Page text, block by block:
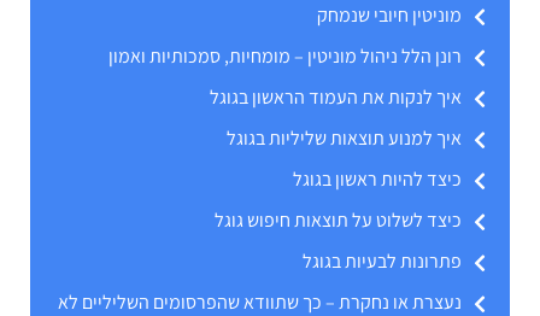
מוניטין חיובי שנמחק
רונן הלל ניהול מוניטין – מומחיות, סמכותיות ואמון
איך לנקות את העמוד הראשון בגוגל
איך למנוע תוצאות שליליות בגוגל
כיצד להיות ראשון בגוגל
כיצד לשלוט על תוצאות חיפוש גוגל
פתרונות לבעיות בגוגל
נעצרת או נחקרת – כך שתוודא שהפרסומים השליליים לא